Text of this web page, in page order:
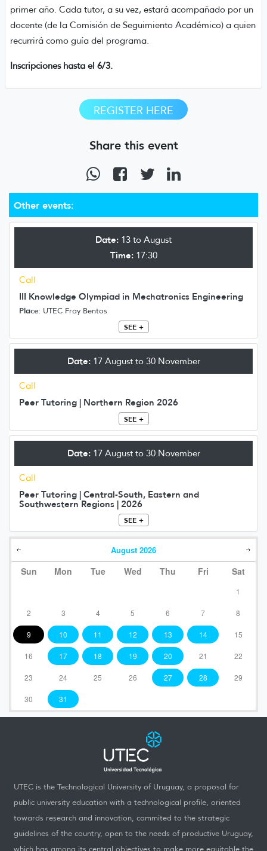
Other events:
Date: 13 to August
Time:17:30
Call
III Knowledge Olympiad in Mechatronics Engineering
Place: UTEC Fray Bentos
SEE +
Date:17 August to 30 November
Call
Peer Tutoring | Northern Region 2026
SEE +
Date:17 August to 30 November
Call
Peer Tutoring | Central-South, Eastern and
Southwestern Regions | 2026
SEE +
August 2026
Sun Mon Tue Wed Thu Fri Sat
1
2 3 4 5 6 7 8
9 10 11 12 13 14 15
16 17 18 19 20 21 22
23 24 25 26 27 28 29
30 31
primer año. Cada tutor, a su vez, estará acompañado por un
docente (de la Comisión de Seguimiento Académico) a quien
recurrirá como guía del programa.
Inscripciones hasta el 6/3.
REGISTER HERE
Share this event
UTEC is the Technological University of Uruguay, a proposal for
public university education with a technological profile, oriented
towards research and innovation, commited to the strategic
guidelines of the country, open to the needs of productive Uruguay,
which has among its central objectives to make more equitable the